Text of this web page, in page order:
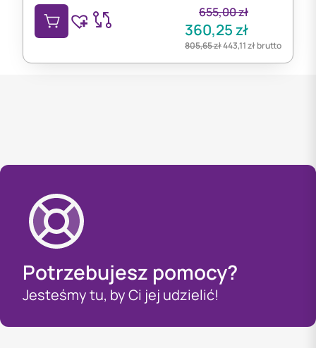
655,00zł
360,25zł
805,65zł443,11złbrutto
Potrzebujesz pomocy?
Jesteśmy tu, by Ci jej udzielić!